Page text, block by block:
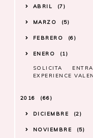
ABRIL 7
MARZO 5
FEBRERO 6
ENERO 1
SOLICITA
EXPERIENCE
2016 66
DICIEMBRE 2
NOVIEMBRE 5